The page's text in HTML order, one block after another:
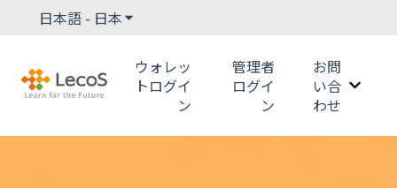
日本語 - 日本翻訳のサブメニューを表示
ウォレッ
トログイ
ン
管理者
ログイ
ン
お問
い合
わせ
お問